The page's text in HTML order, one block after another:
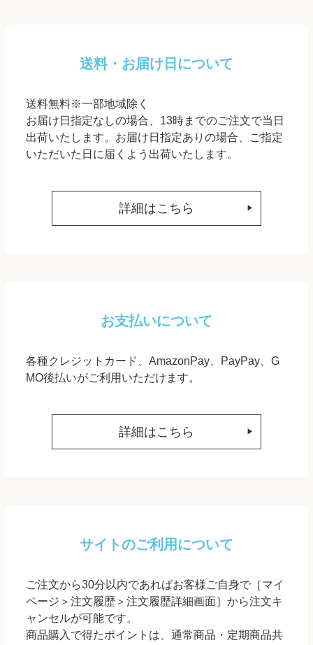
送料・お届け日について
送料無料※一部地域除く
お届け日指定なしの場合、13時までのご注文で当日
出荷いたします。お届け日指定ありの場合、ご指定
いただいた日に届くよう出荷いたします。
詳細はこちら
お支払いについて
各種クレジットカード、AmazonPay、PayPay、G
MO後払いがご利用いただけます。
詳細はこちら
サイトのご利用について
ご注文から30分以内であればお客様ご自身で［マイ
ページ＞注文履歴＞注文履歴詳細画面］から注文キ
ャンセルが可能です。
商品購入で得たポイントは、通常商品・定期商品共